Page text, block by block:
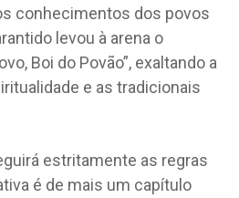
conhecimentos dos povos
levou à arena o
Boi do Povão”, exaltando a
e as tradicionais
estritamente as regras
é de mais um capítulo